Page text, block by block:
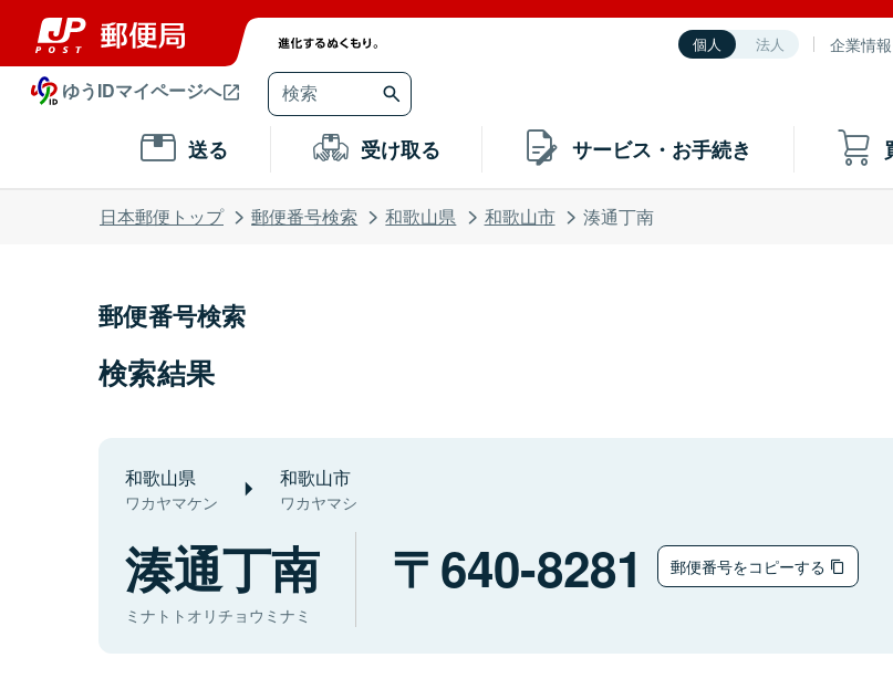
個人 法人 企業情報
ゆうIDマイページへ
送る 受け取る サービス・お手続き
日本郵便トップ 郵便番号検索 和歌山県 和歌山市 湊通丁南
郵便番号検索
検索結果
和歌山県
ワカヤマケン
和歌山市
ワカヤマシ
湊通丁南
ミナトトオリチョウミナミ
640-8281 郵便番号をコピーする